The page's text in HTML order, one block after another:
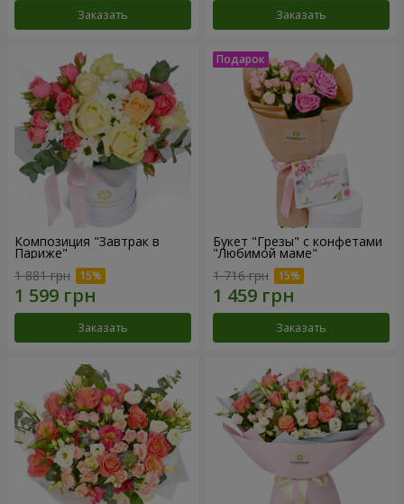
Заказать Заказать
Композиция "Завтрак в
Париже"
1 881 грн
Заказать
Букет "Грезы" с конфетами
"Любимой маме"
1 716 грн
Заказать